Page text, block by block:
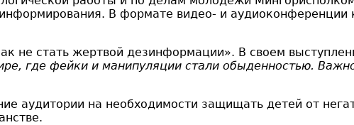
В формате видео- и аудиоконференции
не стать жертвой дезинформации». В своем
где фейки и манипуляции стали обыденностью.
аудитории на необходимости защищать детей от